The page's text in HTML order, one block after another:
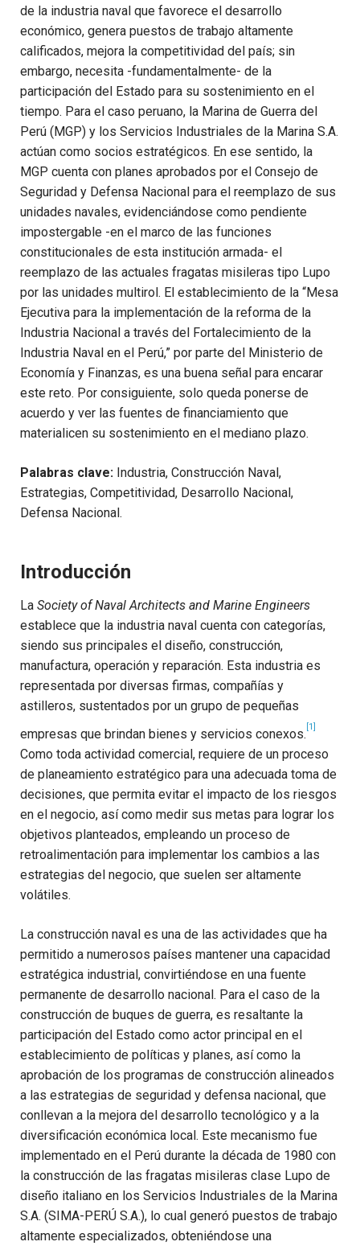
de la industria naval que favorece el desarrollo
económico, genera puestos de trabajo altamente
calificados, mejora la competitividad del país; sin
embargo, necesita -fundamentalmente- de la
participación del Estado para su sostenimiento en el
tiempo. Para el caso peruano, la Marina de Guerra del
Perú (MGP) y los Servicios Industriales de la Marina S.A.
actúan como socios estratégicos. En ese sentido, la
MGP cuenta con planes aprobados por el Consejo de
Seguridad y Defensa Nacional para el reemplazo de sus
unidades navales, evidenciándose como pendiente
impostergable -en el marco de las funciones
constitucionales de esta institución armada- el
reemplazo de las actuales fragatas misileras tipo Lupo
por las unidades multirol. El establecimiento de la “Mesa
Ejecutiva para la implementación de la reforma de la
Industria Nacional a través del Fortalecimiento de la
Industria Naval en el Perú,” por parte del Ministerio de
Economía y Finanzas, es una buena señal para encarar
este reto. Por consiguiente, solo queda ponerse de
acuerdo y ver las fuentes de financiamiento que
materialicen su sostenimiento en el mediano plazo.
Palabras clave: Industria, Construcción Naval,
Estrategias, Competitividad, Desarrollo Nacional,
Defensa Nacional.
Introducción
La Society of Naval Architects and Marine Engineers
establece que la industria naval cuenta con categorías,
siendo sus principales el diseño, construcción,
manufactura, operación y reparación. Esta industria es
representada por diversas firmas, compañías y
astilleros, sustentados por un grupo de pequeñas
empresas que brindan bienes y servicios conexos.
[1]
Como toda actividad comercial, requiere de un proceso
de planeamiento estratégico para una adecuada toma de
decisiones, que permita evitar el impacto de los riesgos
en el negocio, así como medir sus metas para lograr los
objetivos planteados, empleando un proceso de
retroalimentación para implementar los cambios a las
estrategias del negocio, que suelen ser altamente
volátiles.
La construcción naval es una de las actividades que ha
permitido a numerosos países mantener una capacidad
estratégica industrial, convirtiéndose en una fuente
permanente de desarrollo nacional. Para el caso de la
construcción de buques de guerra, es resaltante la
participación del Estado como actor principal en el
establecimiento de políticas y planes, así como la
aprobación de los programas de construcción alineados
a las estrategias de seguridad y defensa nacional, que
conllevan a la mejora del desarrollo tecnológico y a la
diversificación económica local. Este mecanismo fue
implementado en el Perú durante la década de 1980 con
la construcción de las fragatas misileras clase Lupo de
diseño italiano en los Servicios Industriales de la Marina
S.A. (SIMA-PERÚ S.A.), lo cual generó puestos de trabajo
altamente especializados, obteniéndose una